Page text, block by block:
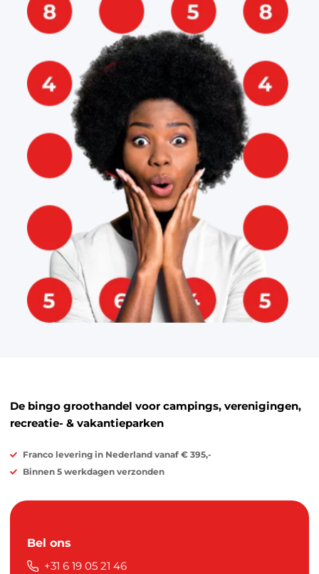
De bingo groothandel voor campings, verenigingen,
recreatie- & vakantieparken
Franco levering in Nederland vanaf € 395,-
Binnen 5 werkdagen verzonden
Bel ons
+31 6 19 05 21 46